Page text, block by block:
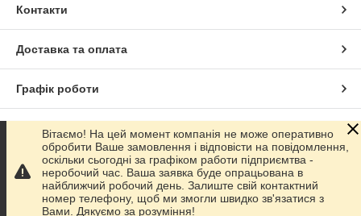
Контакти
Доставка та оплата
Графік роботи
Повна версія сайту
Сайт створено на маркетплейсіProm.ua
Політика конфіденційності
Вітаємо! На цей момент компанія не може оперативно
обробити Ваше замовлення і відповісти на повідомлення,
оскільки сьогодні за графіком работи підприємтва -
неробочий час. Ваша заявка буде опрацьована в
найближчий робочий день. Залиште свій контактний
номер телефону, щоб ми змогли швидко зв'язатися з
Вами. Дякуємо за розуміння!